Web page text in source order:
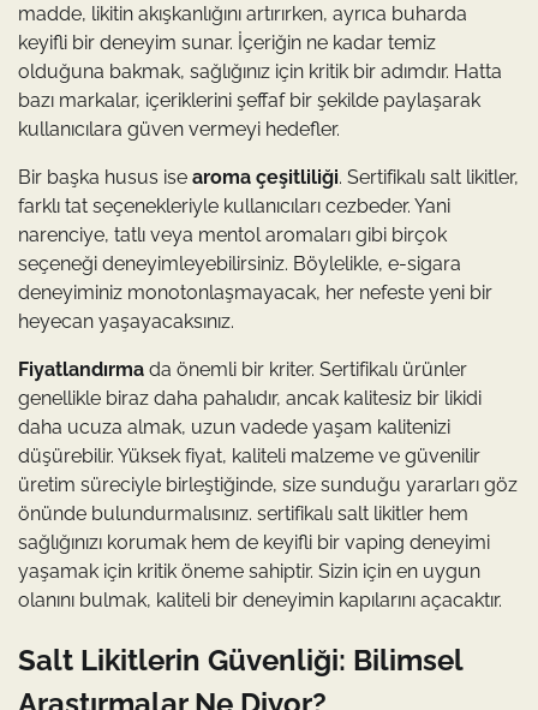
madde, likitin akışkanlığını artırırken, ayrıca buharda
keyifli bir deneyim sunar. İçeriğin ne kadar temiz
olduğuna bakmak, sağlığınız için kritik bir adımdır. Hatta
bazı markalar, içeriklerini şeffaf bir şekilde paylaşarak
kullanıcılara güven vermeyi hedefler.
Bir başka husus ise aroma çeşitliliği. Sertifikalı salt likitler,
farklı tat seçenekleriyle kullanıcıları cezbeder. Yani
narenciye, tatlı veya mentol aromaları gibi birçok
seçeneği deneyimleyebilirsiniz. Böylelikle, e-sigara
deneyiminiz monotonlaşmayacak, her nefeste yeni bir
heyecan yaşayacaksınız.
Fiyatlandırma da önemli bir kriter. Sertifikalı ürünler
genellikle biraz daha pahalıdır, ancak kalitesiz bir likidi
daha ucuza almak, uzun vadede yaşam kalitenizi
düşürebilir. Yüksek fiyat, kaliteli malzeme ve güvenilir
üretim süreciyle birleştiğinde, size sunduğu yararları göz
önünde bulundurmalısınız. sertifikalı salt likitler hem
sağlığınızı korumak hem de keyifli bir vaping deneyimi
yaşamak için kritik öneme sahiptir. Sizin için en uygun
olanını bulmak, kaliteli bir deneyimin kapılarını açacaktır.
Salt Likitlerin Güvenliği: Bilimsel
Araştırmalar Ne Diyor?